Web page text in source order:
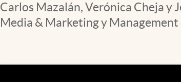
El Cronista Studio
Mediakit
Carlos Mazalán, Verónica Cheja y
Media & Marketing y